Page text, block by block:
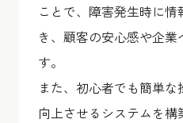
ことで、障害発生時に
き、顧客の安心感や企
す。
また、初心者でも簡単
向上させるシステムを構